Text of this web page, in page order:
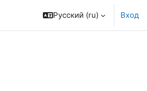
Русский ‎(ru)‎ Вход